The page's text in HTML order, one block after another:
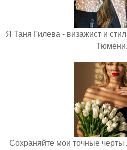
Я Таня Гилева - визажист и
Тюмени.
Сохраняйте мои точные